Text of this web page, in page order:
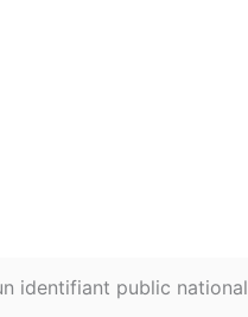
identifiant public national